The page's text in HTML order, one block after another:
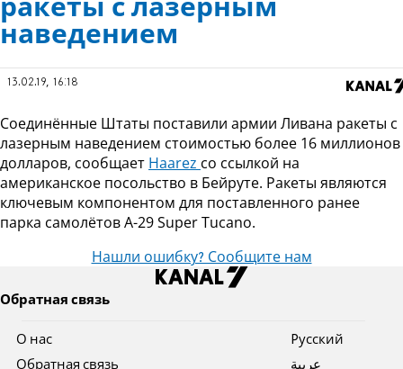
ракеты с лазерным
наведением
13.02.19, 16:18
Соединённые Штаты поставили армии Ливана ракеты с
лазерным наведением стоимостью более 16 миллионов
долларов, сообщает Haarez со ссылкой на
американское посольство в Бейруте. Ракеты являются
ключевым компонентом для поставленного ранее
парка самолётов A-29 Super Tucano.
Нашли ошибку? Сообщите нам
Обратная связь
О нас
Обратная связь
Pусский
عربية